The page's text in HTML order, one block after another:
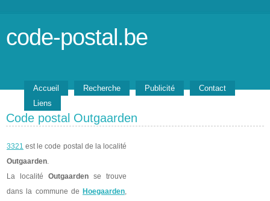
code-postal.be
Accueil Recherche Publicité
Contact
Liens
Code postal Outgaarden
3321 est le code postal de la localité
Outgaarden.
La localité Outgaarden se trouve
dans la commune de Hoegaarden,